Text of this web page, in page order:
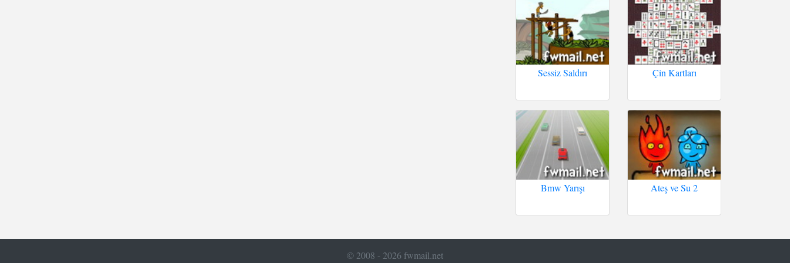
Sessiz Saldırı Çin Kartları
Bmw Yarışı Ateş ve Su 2
© 2008 - 2026 fwmail.net